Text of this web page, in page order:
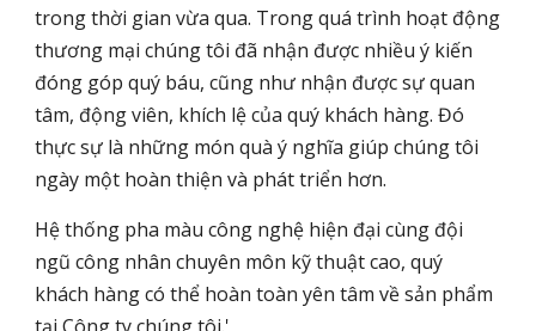
trong thời gian vừa qua. Trong quá trình hoạt động
thương mại chúng tôi đã nhận được nhiều ý kiến
đóng góp quý báu, cũng như nhận được sự quan
tâm, động viên, khích lệ của quý khách hàng. Đó
thực sự là những món quà ý nghĩa giúp chúng tôi
ngày một hoàn thiện và phát triển hơn.
Hệ thống pha màu công nghệ hiện đại cùng đội
ngũ công nhân chuyên môn kỹ thuật cao, quý
khách hàng có thể hoàn toàn yên tâm về sản phẩm